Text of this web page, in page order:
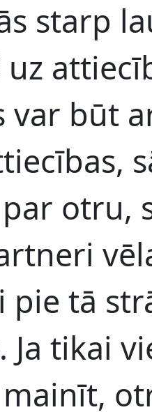
starp
uz
var būt
otru,
pie tā
Ja tikai